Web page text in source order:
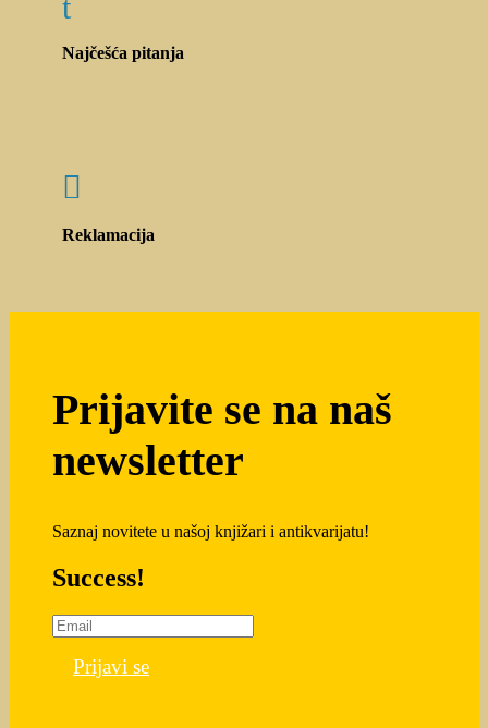
t
Najčešća pitanja

Reklamacija
Prijavite se na naš
newsletter
Saznaj novitete u našoj knjižari i antikvarijatu!
Success!
Prijavi se